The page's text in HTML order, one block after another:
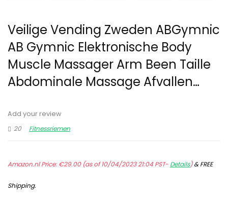
Veilige Vending Zweden ABGymnic
AB Gymnic Elektronische Body
Muscle Massager Arm Been Taille
Abdominale Massage Afvallen…
Add your review
20
Fitnessriemen
Amazon.nl Price:€29.00(as of 10/04/2023 21:04 PST- Details)&FREE
Shipping.